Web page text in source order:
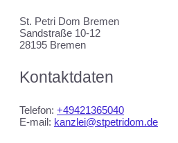
St. Petri Dom Bremen
Sandstraße 10-12
28195 Bremen
Kontaktdaten
Telefon: +49421365040
E-mail: kanzlei@stpetridom.de